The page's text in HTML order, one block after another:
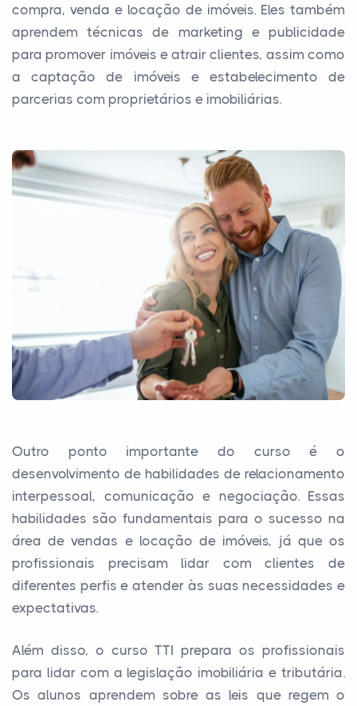
compra, venda e locação de imóveis. Eles também
aprendem técnicas de marketing e publicidade
para promover imóveis e atrair clientes, assim como
a captação de imóveis e estabelecimento de
parcerias com proprietários e imobiliárias.
Outro ponto importante do curso é o
desenvolvimento de habilidades de relacionamento
interpessoal, comunicação e negociação. Essas
habilidades são fundamentais para o sucesso na
área de vendas e locação de imóveis, já que os
profissionais precisam lidar com clientes de
diferentes perfis e atender às suas necessidades e
expectativas.
Além disso, o curso TTI prepara os profissionais
para lidar com a legislação imobiliária e tributária.
Os alunos aprendem sobre as leis que regem o